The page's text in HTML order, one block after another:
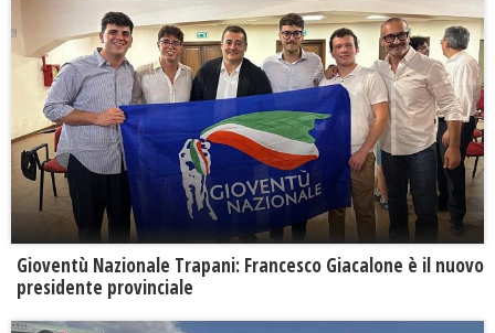
Gioventù Nazionale Trapani: Francesco Giacalone è il nuovo
presidente provinciale